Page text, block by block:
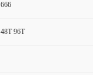
666
48T 96T